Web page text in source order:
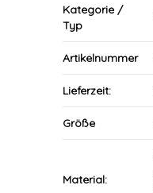
Kategorie /
Typ
Artikelnummer
Lieferzeit:
Größe
Material: